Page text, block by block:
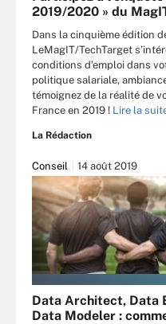
2019/2020 » du
Dans la cinquième édition
LeMagIT/TechTarget
conditions d’emploi dans
politique salariale,
témoignez de la réalité de
France en 2019 ! Lire la
La Rédaction
Conseil 14 août 2019
Data Architect, Data
Data Modeler :